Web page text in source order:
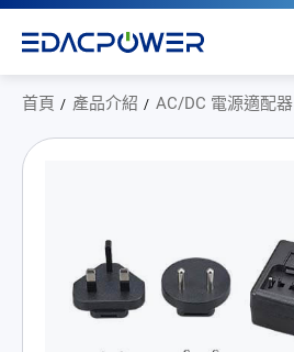
首頁 產品介紹 AC/DC 電源適配器
全部
AC/DC 電源適配器